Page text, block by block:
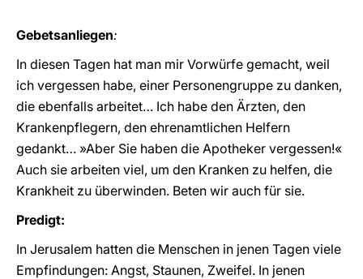
Gebetsanliegen:
In diesen Tagen hat man mir Vorwürfe gemacht, weil
ich vergessen habe, einer Personengruppe zu danken,
die ebenfalls arbeitet… Ich habe den Ärzten, den
Krankenpflegern, den ehrenamtlichen Helfern
gedankt… »Aber Sie haben die Apotheker vergessen!«
Auch sie arbeiten viel, um den Kranken zu helfen, die
Krankheit zu überwinden. Beten wir auch für sie.
Predigt:
In Jerusalem hatten die Menschen in jenen Tagen viele
Empfindungen: Angst, Staunen, Zweifel. In jenen